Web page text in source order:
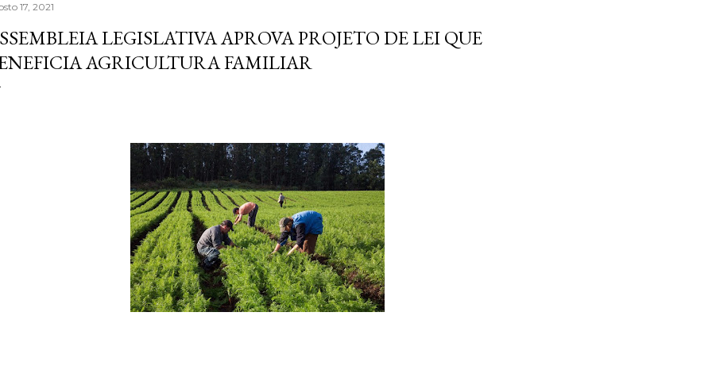
17, 2021
LEGISLATIVA APROVA PROJETO DE LEI QUE
AGRICULTURA FAMILIAR